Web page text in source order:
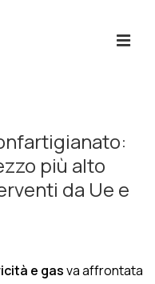
più alto
da Ue e
e gasva affrontata